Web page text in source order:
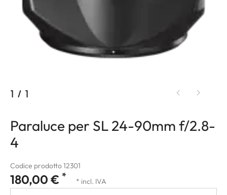
1 / 1
Paraluce per SL 24-90mm f/2.8-
4
Codice prodotto 12301
180,00 € * * incl. IVA